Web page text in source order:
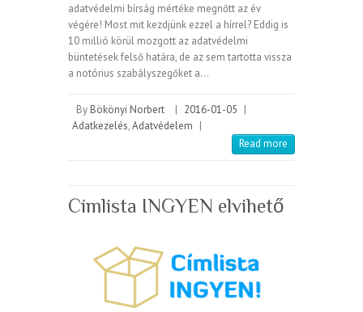
adatvédelmi bírság mértéke megnőtt az év
végére! Most mit kezdjünk ezzel a hírrel? Eddig is
10 millió körül mozgott az adatvédelmi
büntetések felső határa, de az sem tartotta vissza
a notórius szabályszegőket a…
By Bökönyi Norbert | 2016-01-05 |
Adatkezelés,Adatvédelem |
Read more
Címlista INGYEN elvihető